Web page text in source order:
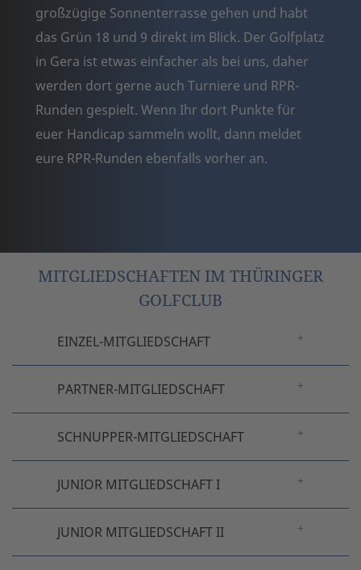
großzügige Sonnenterrasse gehen und habt
das Grün 18 und 9 direkt im Blick. Der Golfplatz
in Gera ist etwas einfacher als bei uns, daher
werden dort gerne auch Turniere und RPR-
Runden gespielt. Wenn Ihr dort Punkte für
euer Handicap sammeln wollt, dann meldet
eure RPR-Runden ebenfalls vorher an.
MITGLIEDSCHAFTEN IM THÜRINGER
GOLFCLUB
EINZEL-MITGLIEDSCHAFT
PARTNER-MITGLIEDSCHAFT
SCHNUPPER-MITGLIEDSCHAFT
JUNIOR MITGLIEDSCHAFT I
JUNIOR MITGLIEDSCHAFT II